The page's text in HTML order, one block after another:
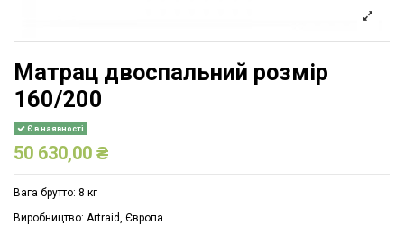
Матрац двоспальний розмір
160/200
Є в наявності
50 630,00 ₴
Вага брутто: 8 кг
Виробництво: Artraid, Європа